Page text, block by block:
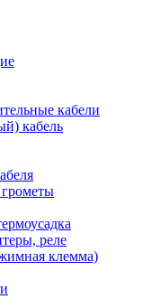
кабели
кабель
реле
клемма)